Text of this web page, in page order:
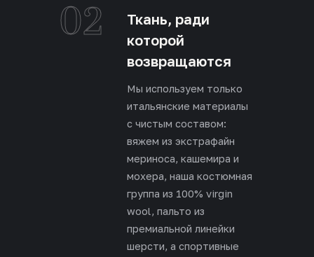
02
Ткань, ради
которой
возвращаются
Мы используем только
итальянские материалы
с чистым составом:
вяжем из экстрафайн
мериноса, кашемира и
мохера, наша костюмная
группа из 100% virgin
wool, пальто из
премиальной линейки
шерсти, а спортивные